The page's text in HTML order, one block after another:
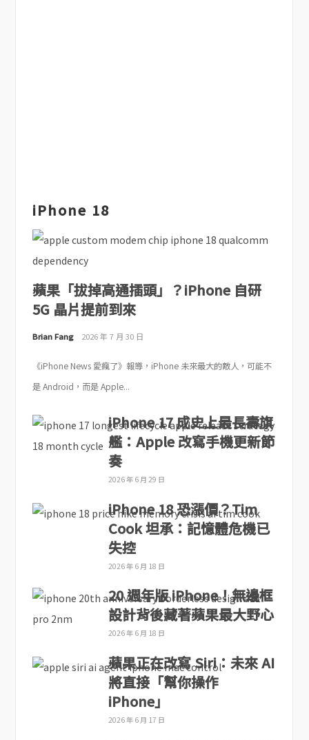
iPhone 18
蘋果「拔掉高通插頭」？iPhone 自研
5G 晶片提前到來
Brian Fang 2026 年 7 月 30 日
《iPhone News 愛瘋了》報導，iPhone 未來最大的敵人，可能不
是 Android，而是 Apple...
iPhone 17 成史上最長壽旗
艦：Apple 改寫手機更新節
奏
2026 年 6 月 29 日
iPhone 18 恐漲價？Tim
Cook 坦承：記憶體危機已
失控
2026 年 6 月 18 日
20 週年版 iPhone！無邊框
設計背後藏著蘋果最大野心
2026 年 6 月 18 日
蘋果正在改寫 Siri：未來 AI
將直接「幫你操作
iPhone」
2026 年 6 月 17 日